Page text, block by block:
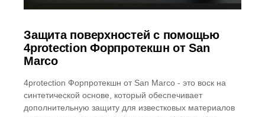
Защита поверхностей с помощью
4protection Форпротекшн от San
Marco
4protection Форпротекшн от San Marco - это воск на
синтетической основе, который обеспечивает
дополнительную защиту для известковых материалов